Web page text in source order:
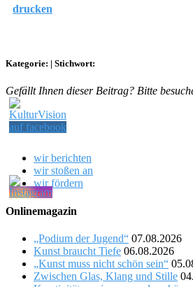
drucken
Kategorie: | Stichwort:
Gefällt Ihnen dieser Beitrag? Bitte
wir berichten
wir stoßen an
wir fördern
Onlinemagazin
„Podium der Jugend“ 07.08.2026
Kunst braucht Tiefe 06.08.2026
„Kunst muss nicht schön sein“
Zwischen Glas, Klang und Stille